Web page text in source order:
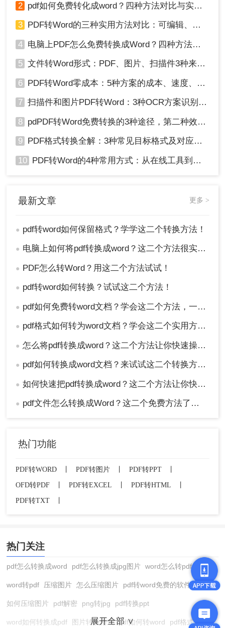
2 pdf如何免费转化成word？四种方法对比与实操指南（附详细表格）
3 PDF转Word的三种实用方法对比：可编辑、保格式、避风险！
4 电脑上PDF怎么免费转换成Word？四种方法对比与实操指南（附详细表格）!
5 文件转Word形式：PDF、图片、扫描件3种来源分别怎么处理！
6 PDF转Word零成本：5种方案的成本、速度、精度对比！
7 扫描件和图片PDF转Word：3种OCR方案识别率实测！
8 pdPDF转Word免费转换的3种途径，第二种效率最高！
9 PDF格式转换全解：3种常见目标格式及对应操作方法！
10 PDF转Word的4种常用方式：从在线工具到桌面软件全梳理！
最新文章 更多 >
● pdf转word如何保留格式？学学这二个转换方法！
● 电脑上如何将pdf转换成word？这二个方法很实用！
● PDF怎么转Word？用这二个方法试试！
● pdf转word如何转换？试试这二个方法！
● pdf如何免费转word文档？学会这二个方法，一分钟就可轻松解决！
● pdf格式如何转为word文档？学会这二个实用方法，轻松实现转换！
● 怎么将pdf转换成word？这二个方法让你快速操作!！
● pdf如何转换成word文档？来试试这二个转换方法！
● 如何快速把pdf转换成word？这二个方法让你快速操作！
● pdf文件怎么转换成Word？这二个免费方法了解一下~
热门功能
PDF转WORD PDF转图片 PDF转PPT
OFD转PDF
PDF转EXCEL PDF转HTML
PDF转TXT
热门关注
pdf怎么转换成word pdf怎么转换成jpg图片 word怎么转pdf
word转pdf 压缩图片 怎么压缩图片 pdf转word免费的软件
如何压缩图片 pdf解密 png转jpg pdf转换ppt
word如何转换成pdf 图片转换格式 pdf如何转word pdf格式转换
展开全部 ∨